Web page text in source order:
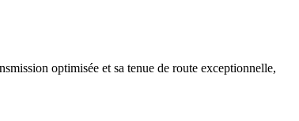
optimisée et sa tenue de route exceptionnelle,